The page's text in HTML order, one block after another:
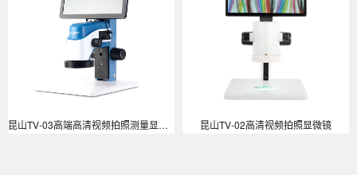
昆山TV-03高端高清视频拍照测量显微镜 昆山TV-02高清视频拍照显微镜